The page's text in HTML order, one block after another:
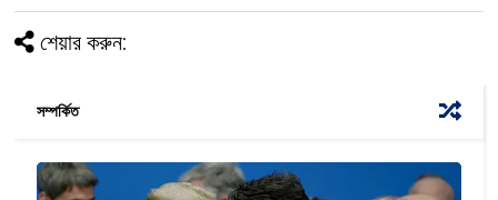
শেয়ার করুন:
সম্পর্কিত